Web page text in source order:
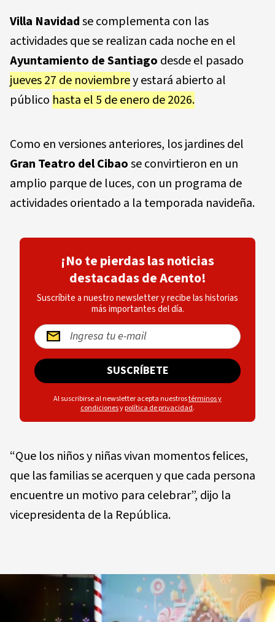
Villa Navidadse complementa con las
actividades que se realizan cada noche en el
Ayuntamiento de Santiago desde el pasado
jueves 27 de noviembrey estará abierto al
público hasta el 5 de enero de 2026.
Como en versiones anteriores, los jardines del
Gran Teatro del Cibaose convirtieron en un
amplio parque de luces, con un programa de
actividades orientado a la temporada navideña.
¡No te pierdas las noticias
destacadas de Acento!
Suscríbite a nuestro newsletter y recibe las historias
más importantes del día.
SUSCRÍBETE
Al suscribirse al newsletter acepta nuestrostérminos y
condicionesypolítica de privacidad.
“Que los niños y niñas vivan momentos felices,
que las familias se acerquen y que cada persona
encuentre un motivo para celebrar”, dijo la
vicepresidenta de la República.